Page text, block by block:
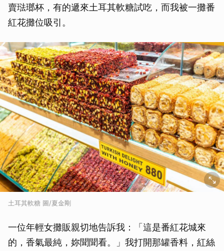
賣琺瑯杯，有的遞來土耳其軟糖試吃，而我被一攤番
紅花攤位吸引。
土耳其軟糖 圖/夏金剛
一位年輕女攤販親切地告訴我：「這是番紅花城來
的，香氣最純，妳聞聞看。」我打開那罐香料，紅絲